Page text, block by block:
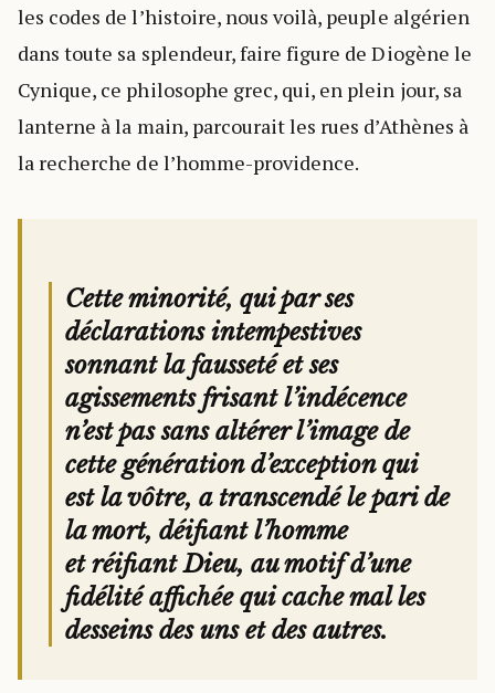
les codes de l’histoire, nous voilà, peuple algérien
dans toute sa splendeur, faire figure de Diogène le
Cynique, ce philosophe grec, qui, en plein jour, sa
lanterne à la main, parcourait les rues d’Athènes à
la recherche de l’homme-providence.
Cette minorité, qui par ses
déclarations intempestives
sonnant la fausseté et ses
agissements frisant l’indécence
n’est pas sans altérer l’image de
cette génération d’exception qui
est la vôtre, a transcendé le pari de
la mort, déifiant l’homme
et réifiant Dieu, au motif d’une
fidélité affichée qui cache mal les
desseins des uns et des autres.